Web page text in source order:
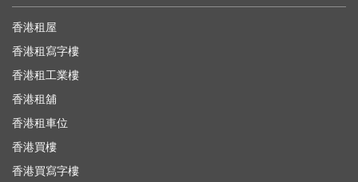
香港租屋
香港租寫字樓
香港租工業樓
香港租舖
香港租車位
香港買樓
香港買寫字樓